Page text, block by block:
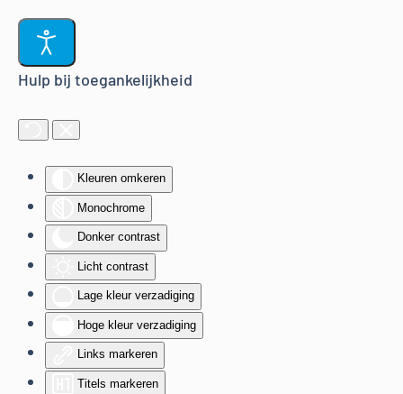
Hulp bij toegankelijkheid
Kleuren omkeren
Monochrome
Donker contrast
Licht contrast
Lage kleur verzadiging
Hoge kleur verzadiging
Links markeren
Titels markeren
Terug naar hoofdinhoud